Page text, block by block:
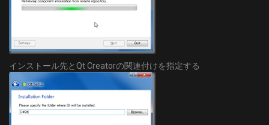
インストール先とQt Creatorの関連付けを指定する